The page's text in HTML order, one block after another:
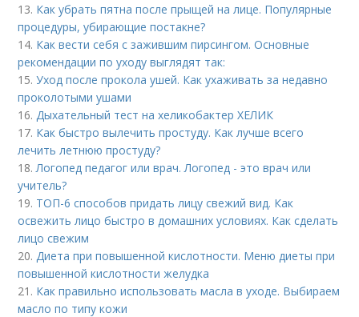
13. Как убрать пятна после прыщей на лице. Популярные
процедуры, убирающие постакне?
14. Как вести себя с зажившим пирсингом. Основные
рекомендации по уходу выглядят так:
15.Уход после прокола ушей. Как ухаживать за недавно
проколотыми ушами
16.Дыхательный тест на хеликобактер ХЕЛИК
17. Как быстро вылечить простуду. Как лучше всего
лечить летнюю простуду?
18.Логопед педагог или врач. Логопед - это врач или
учитель?
19. ТОП-6 способов придать лицу свежий вид. Как
освежить лицо быстро в домашних условиях. Как сделать
лицо свежим
20.Диета при повышенной кислотности. Меню диеты при
повышенной кислотности желудка
21. Как правильно использовать масла в уходе. Выбираем
масло по типу кожи